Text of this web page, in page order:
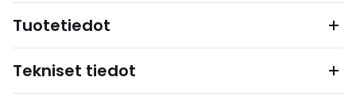
Tuotetiedot
Tekniset tiedot